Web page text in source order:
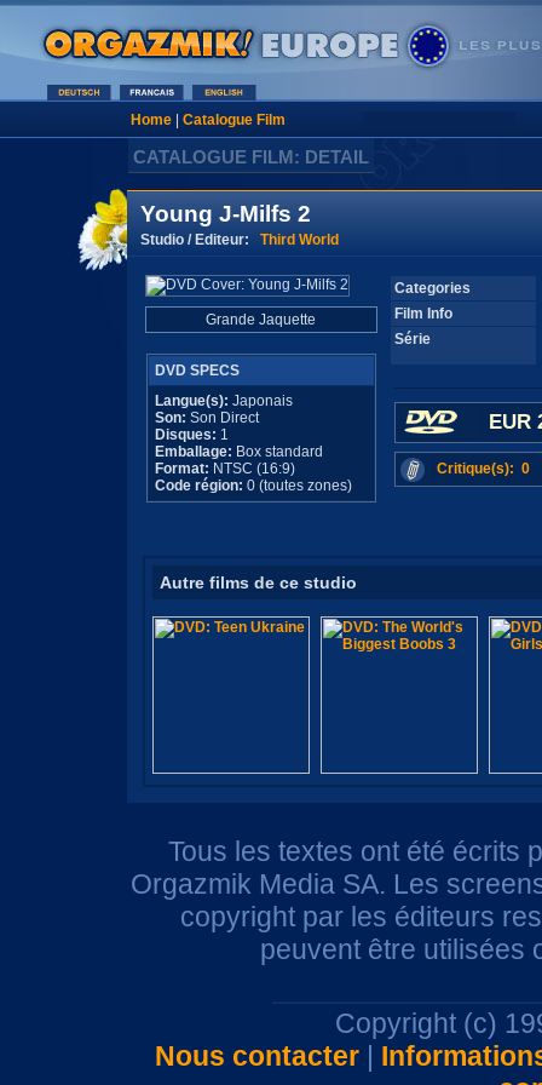
Home| Catalogue Film
CATALOGUE FILM: DETAIL
Young J-Milfs 2
Studio / Editeur: Third World
Grande Jaquette
DVD SPECS
Langue(s): Japonais
Son: Son Direct
Disques: 1
Emballage: Box standard
Format: NTSC (16:9)
Code région: 0 (toutes zones)
Categories
Film Info
Série
EUR
Critique(s): 0
Autre films de ce studio
Tous les textes ont été écrits
Orgazmik Media SA. Les
copyright par les éditeurs
peuvent être utilisées
Copyright (c)
Nous contacter|